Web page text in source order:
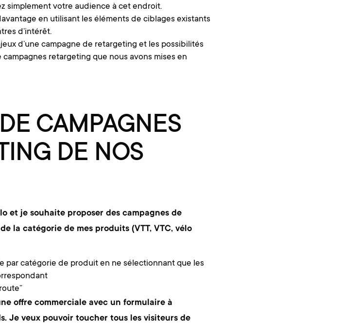
simplement votre audience à cet endroit.
en utilisant les éléments de ciblages existants
d’intérêt.
d’une campagne de retargeting et les possibilités
retargeting que nous avons mises en
CAMPAGNES
DE NOS
et je souhaite proposer des campagnes de
la catégorie de mes produits (VTT, VTC, vélo
par catégorie de produit en ne sélectionnant que les
offre commerciale avec un formulaire à
Je veux pouvoir toucher tous les visiteurs de